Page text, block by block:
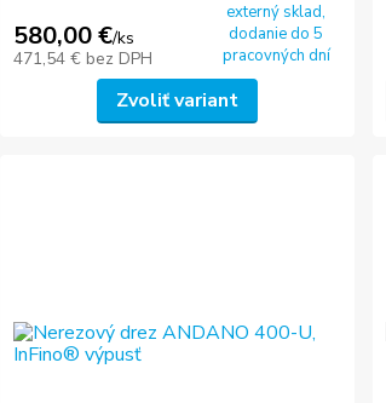
580,00 €/ks
471,54 € bez DPH
externý sklad,
dodanie do 5
pracovných dní
Zvoliť variant